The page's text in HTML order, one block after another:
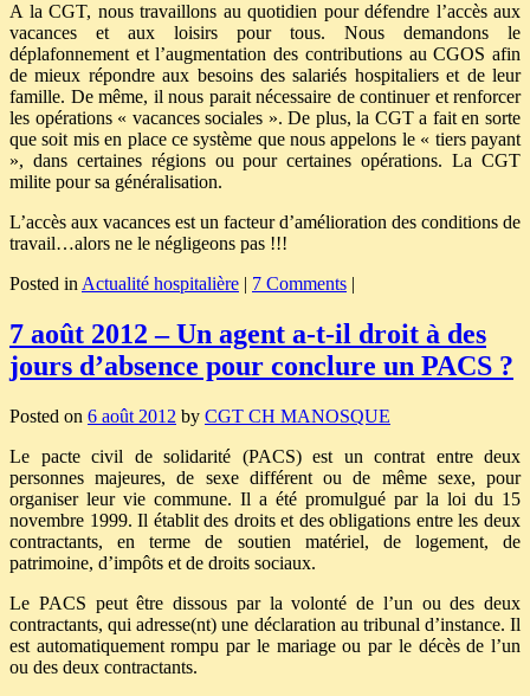
A la CGT, nous travaillons au quotidien pour défendre l’accès aux
vacances et aux loisirs pour tous. Nous demandons le
déplafonnement et l’augmentation des contributions au CGOS afin
de mieux répondre aux besoins des salariés hospitaliers et de leur
famille. De même, il nous parait nécessaire de continuer et renforcer
les opérations « vacances sociales ». De plus, la CGT a fait en sorte
que soit mis en place ce système que nous appelons le « tiers payant
», dans certaines régions ou pour certaines opérations. La CGT
milite pour sa généralisation.
L’accès aux vacances est un facteur d’amélioration des conditions de
travail…alors ne le négligeons pas !!!
Posted in Actualité hospitalière | 7 Comments |
7 août 2012 – Un agent a-t-il droit à des
jours d’absence pour conclure un PACS ?
Posted on 6 août 2012 by CGT CH MANOSQUE
Le pacte civil de solidarité (PACS) est un contrat entre deux
personnes majeures, de sexe différent ou de même sexe, pour
organiser leur vie commune. Il a été promulgué par la loi du 15
novembre 1999. Il établit des droits et des obligations entre les deux
contractants, en terme de soutien matériel, de logement, de
patrimoine, d’impôts et de droits sociaux.
Le PACS peut être dissous par la volonté de l’un ou des deux
contractants, qui adresse(nt) une déclaration au tribunal d’instance. Il
est automatiquement rompu par le mariage ou par le décès de l’un
ou des deux contractants.